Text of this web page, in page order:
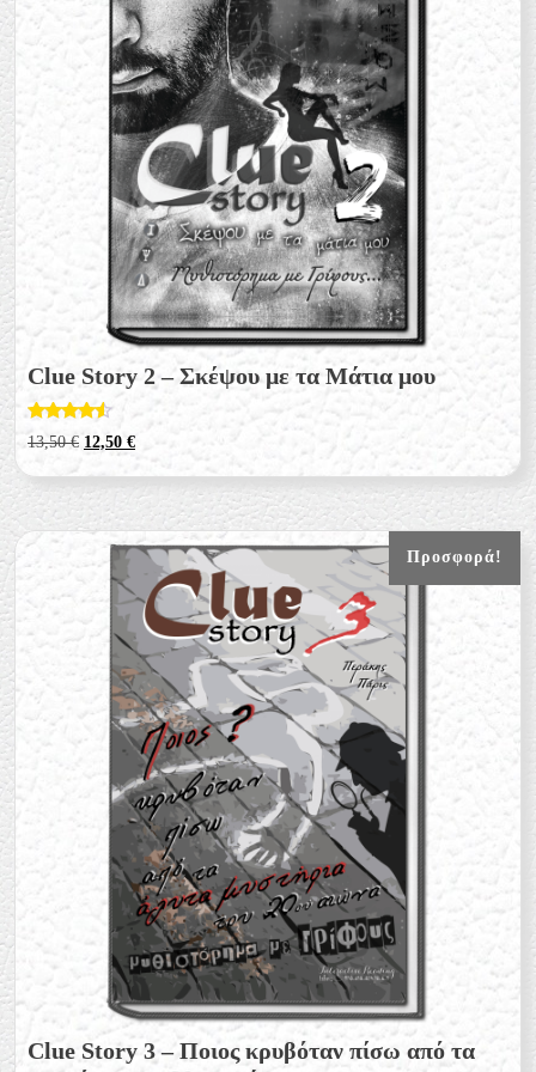
Clue Story 2 – Σκέψου με τα Μάτια μου
Βαθμολογ
ήθηκε με
από 5
13,50€ Original
13,50 €.
12,50 €Η
12,50 €.
Προσφορά!
Clue Story 3 – Ποιος κρυβόταν πίσω από τα